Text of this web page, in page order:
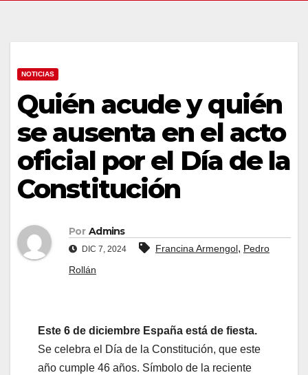
NOTICIAS
Quién acude y quién
se ausenta en el acto
oficial por el Día de la
Constitución
Por Admins
DIC 7, 2024 Francina Armengol, Pedro
Rollán
Este 6 de diciembre España está de fiesta.
Se celebra el Día de la Constitución, que este
año cumple 46 años. Símbolo de la reciente